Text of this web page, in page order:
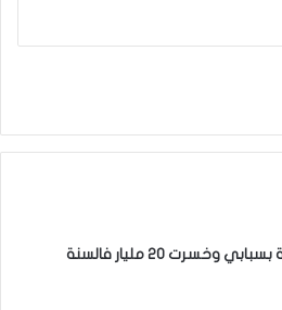
أيت منا: “الوداد اليوم عايشة بسبابي وخسرت 20 مليار فالسنة